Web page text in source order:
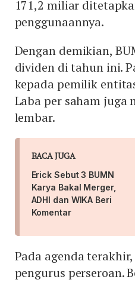
171,2 miliar
penggunaannya.
Dengan demikian,
dividen di tahun ini.
kepada pemilik
Laba per saham juga
lembar.
BACA JUGA
Erick Sebut 3 BUMN
Karya Bakal Merger,
ADHI dan WIKA Beri
Komentar
Pada agenda
pengurus perseroan.